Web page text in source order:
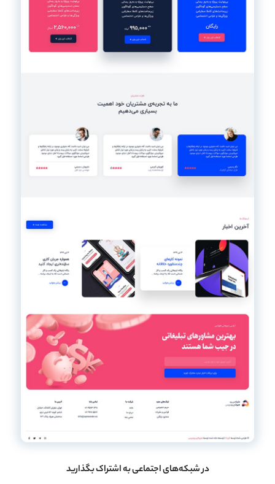
در شبکه‌های اجتماعی به اشتراک بگذارید